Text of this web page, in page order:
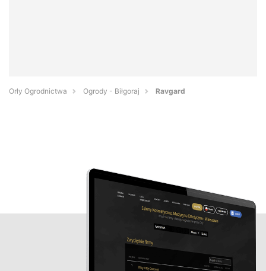
Orły Ogrodnictwa Ogrody - Biłgoraj Ravgard